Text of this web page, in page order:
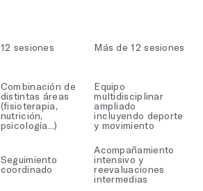
12 sesiones Más de 12 sesiones
Combinación de
distintas áreas
(fisioterapia,
nutrición,
psicología...)
Equipo
multidisciplinar
ampliado
incluyendo deporte
y movimiento
Seguimiento
coordinado
Acompañamiento
intensivo y
reevaluaciones
intermedias